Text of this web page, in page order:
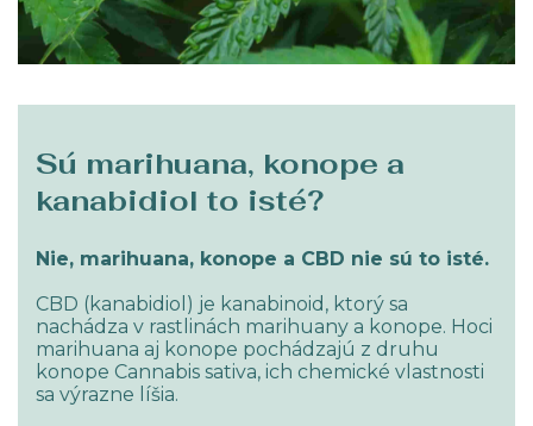
Sú marihuana, konope a
kanabidiol to isté?
Nie, marihuana, konope a CBD nie sú to isté.
CBD (kanabidiol) je kanabinoid, ktorý sa
nachádza v rastlinách marihuany a konope. Hoci
marihuana aj konope pochádzajú z druhu
konope Cannabis sativa, ich chemické vlastnosti
sa výrazne líšia.